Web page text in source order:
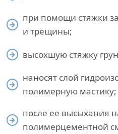
при помощи стяжки
и трещины;
высохшую стяжку
наносят слой
полимерную мастику;
после ее высыхания
полимерцементной